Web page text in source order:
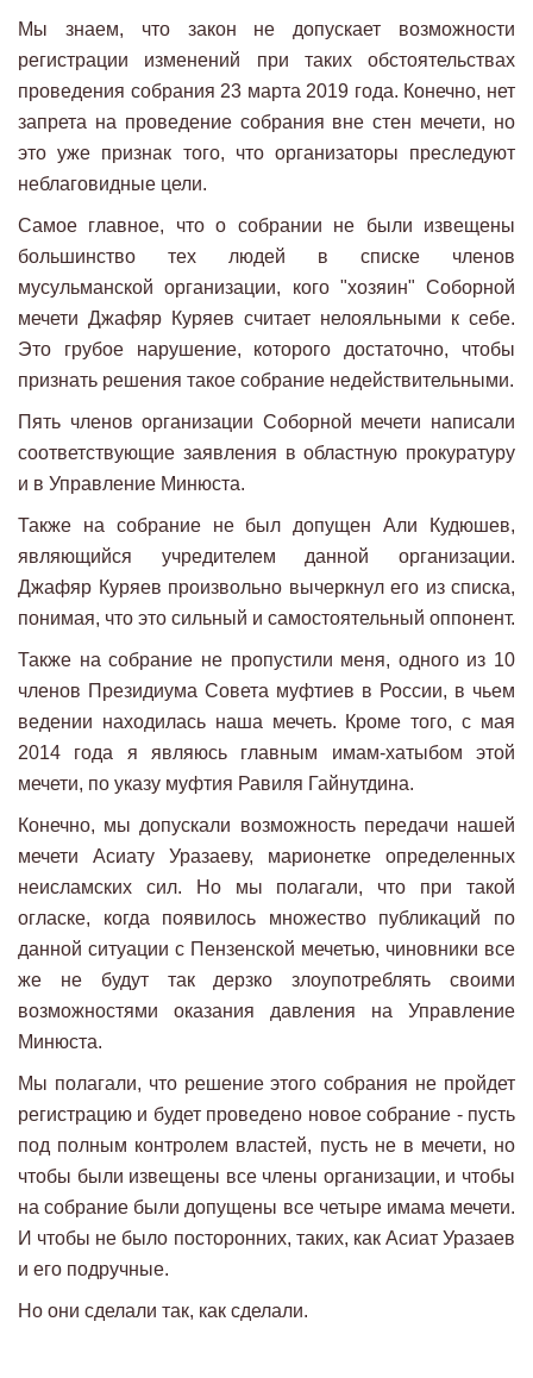
Мы знаем, что закон не допускает возможности
регистрации изменений при таких обстоятельствах
проведения собрания 23 марта 2019 года. Конечно, нет
запрета на проведение собрания вне стен мечети, но
это уже признак того, что организаторы преследуют
неблаговидные цели.
Самое главное, что о собрании не были извещены
большинство тех людей в списке членов
мусульманской организации, кого "хозяин" Соборной
мечети Джафяр Куряев считает нелояльными к себе.
Это грубое нарушение, которого достаточно, чтобы
признать решения такое собрание недействительными.
Пять членов организации Соборной мечети написали
соответствующие заявления в областную прокуратуру
и в Управление Минюста.
Также на собрание не был допущен Али Кудюшев,
являющийся учредителем данной организации.
Джафяр Куряев произвольно вычеркнул его из списка,
понимая, что это сильный и самостоятельный оппонент.
Также на собрание не пропустили меня, одного из 10
членов Президиума Совета муфтиев в России, в чьем
ведении находилась наша мечеть. Кроме того, с мая
2014 года я являюсь главным имам-хатыбом этой
мечети, по указу муфтия Равиля Гайнутдина.
Конечно, мы допускали возможность передачи нашей
мечети Асиату Уразаеву, марионетке определенных
неисламских сил. Но мы полагали, что при такой
огласке, когда появилось множество публикаций по
данной ситуации с Пензенской мечетью, чиновники все
же не будут так дерзко злоупотреблять своими
возможностями оказания давления на Управление
Минюста.
Мы полагали, что решение этого собрания не пройдет
регистрацию и будет проведено новое собрание - пусть
под полным контролем властей, пусть не в мечети, но
чтобы были извещены все члены организации, и чтобы
на собрание были допущены все четыре имама мечети.
И чтобы не было посторонних, таких, как Асиат Уразаев
и его подручные.
Но они сделали так, как сделали.